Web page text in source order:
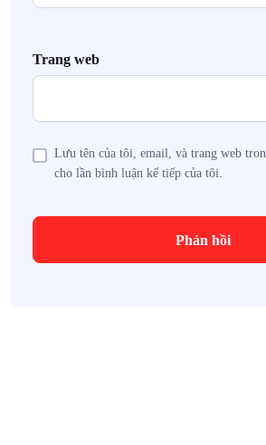
Trang web
Lưu tên của tôi, email, và trang web
cho lần bình luận kế tiếp của tôi.